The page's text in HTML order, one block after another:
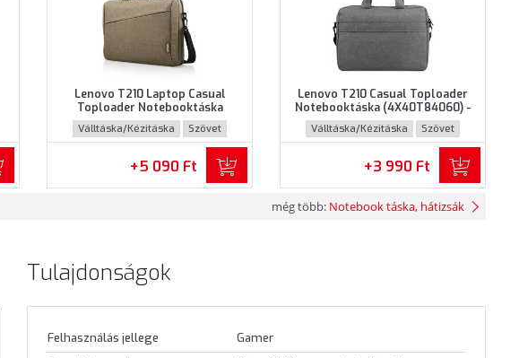
Lenovo T210 Laptop Casual
Toploader Notebooktáska
(GX40Q17232) - Maximum 15.6"
méretű notebookokhoz - Barna
színben
Válltáska/Kézitáska Szövet
+5 090 Ft
Lenovo T210 Casual Toploader
Notebooktáska (4X40T84060) -
Maximum 15.6" méretű
notebookokhoz - Szürke színben
Válltáska/Kézitáska Szövet
+3 990 Ft
még több: Notebook táska, hátizsák
Tulajdonságok
Felhasználás jellege
Gamer